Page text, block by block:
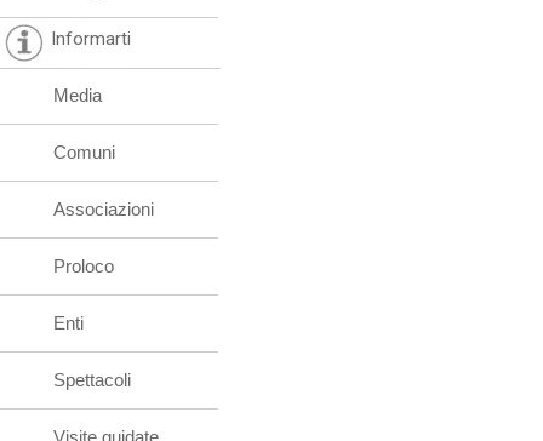
Informarti
Media
Comuni
Associazioni
Proloco
Enti
Spettacoli
Visite guidate